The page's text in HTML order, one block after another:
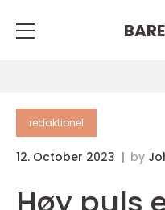
redaktionel
12. October 2023 by